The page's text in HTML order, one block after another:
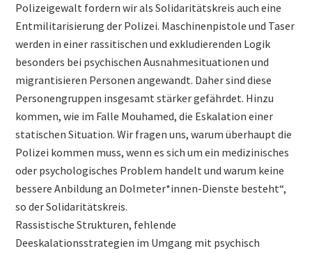
Polizeigewalt fordern wir als Solidaritätskreis auch eine
Entmilitarisierung der Polizei. Maschinenpistole und Taser
werden in einer rassitischen und exkludierenden Logik
besonders bei psychischen Ausnahmesituationen und
migrantisieren Personen angewandt. Daher sind diese
Personengruppen insgesamt stärker gefährdet. Hinzu
kommen, wie im Falle Mouhamed, die Eskalation einer
statischen Situation. Wir fragen uns, warum überhaupt die
Polizei kommen muss, wenn es sich um ein medizinisches
oder psychologisches Problem handelt und warum keine
bessere Anbildung an Dolmeter*innen-Dienste besteht“,
so der Solidaritätskreis.
Rassistische Strukturen, fehlende
Deeskalationsstrategien im Umgang mit psychisch